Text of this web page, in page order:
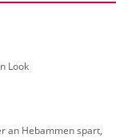
Look
an Heb­am­men spart,